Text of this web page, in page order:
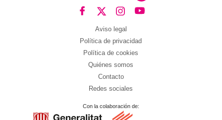
Aviso legal
Política de privacidad
Política de cookies
Quiénes somos
Contacto
Redes sociales
Con la colaboración de: